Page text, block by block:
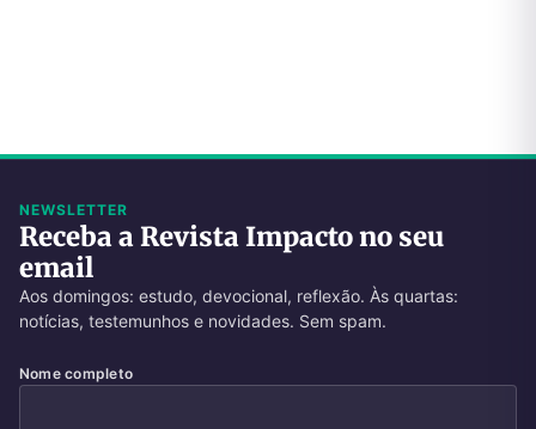
NEWSLETTER
Receba a Revista Impacto no seu
email
Aos domingos: estudo, devocional, reflexão. Às quartas:
notícias, testemunhos e novidades. Sem spam.
Nome completo